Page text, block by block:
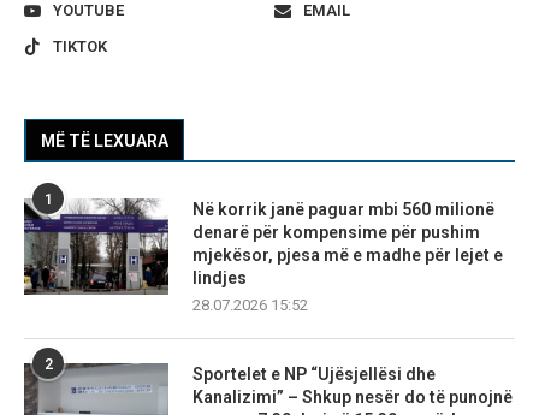
YOUTUBE
EMAIL
TIKTOK
MË TË LEXUARA
1
Në korrik janë paguar mbi 560 milionë
denarë për kompensime për pushim
mjekësor, pjesa më e madhe për lejet e
lindjes
28.07.2026 15:52
2
Sportelet e NP “Ujësjellësi dhe
Kanalizimi” – Shkup nesër do të punojnë